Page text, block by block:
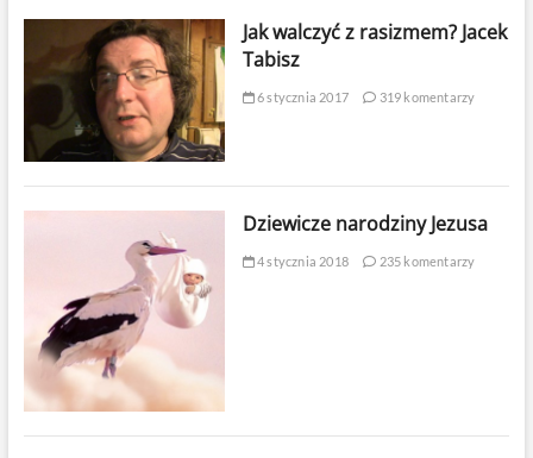
Jak walczyć z rasizmem? Jacek
Tabisz
6 stycznia 2017 319 komentarzy
Dziewicze narodziny Jezusa
4 stycznia 2018 235 komentarzy